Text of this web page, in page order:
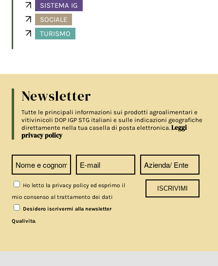
SISTEMA IG
SOCIALE
TURISMO
Newsletter
Tutte le principali informazioni sui prodotti agroalimentari e
vitivinicoli DOP IGP STG italiani e sulle indicazioni geografiche
direttamente nella tua casella di posta elettronica.Leggi
privacy policy
Ho letto la privacy policy ed esprimo il
mio consenso al trattamento dei dati
Desidero iscrivermi alla newsletter
Qualivita.